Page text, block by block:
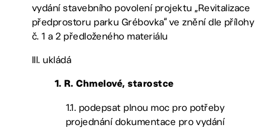
vydání stavebního povolení projektu „Revitalizace
předprostoru parku Grébovka“ ve znění dle přílohy
č. 1 a 2 předloženého materiálu
III. ukládá
1. R. Chmelové, starostce
1.1. podepsat plnou moc pro potřeby
projednání dokumentace pro vydání